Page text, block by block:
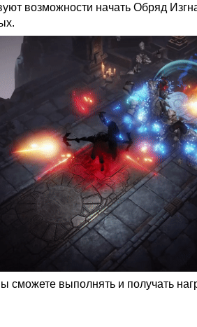
возможности начать Обряд
сможете выполнять и получать